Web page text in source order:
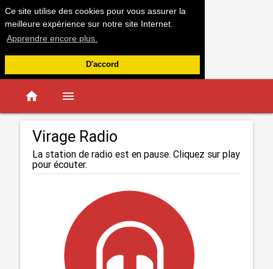
Ce site utilise des cookies pour vous assurer la
meilleure expérience sur notre site Internet.
Apprendre encore plus.
D'accord
home menu
Virage Radio
La station de radio est en pause. Cliquez sur play
pour écouter.